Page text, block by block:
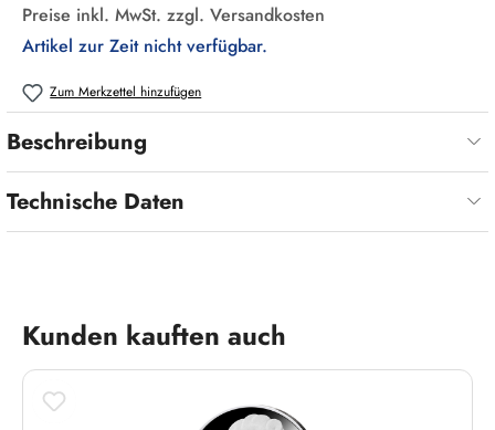
Preise inkl. MwSt. zzgl. Versandkosten
Artikel zur Zeit nicht verfügbar.
Zum Merkzettel hinzufügen
Beschreibung
Technische Daten
Produktgalerie überspringen
Kunden kauften auch